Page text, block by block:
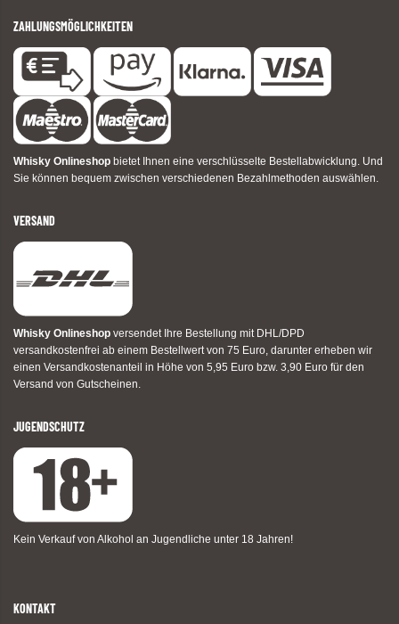
ZAHLUNGSMÖGLICHKEITEN
Whisky Onlineshop bietet Ihnen eine verschlüsselte Bestellabwicklung. Und
Sie können bequem zwischen verschiedenen Bezahlmethoden auswählen.
VERSAND
Whisky Onlineshop versendet Ihre Bestellung mit DHL/DPD
versandkostenfrei ab einem Bestellwert von 75 Euro, darunter erheben wir
einen Versandkostenanteil in Höhe von 5,95 Euro bzw. 3,90 Euro für den
Versand von Gutscheinen.
JUGENDSCHUTZ
Kein Verkauf von Alkohol an Jugendliche unter 18 Jahren!
KONTAKT